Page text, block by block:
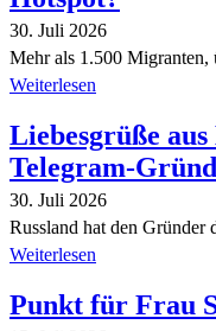
30. Juli 2026
Mehr als 1.500
Weiterlesen
Liebesgrüße
Telegram-
30. Juli 2026
Russland hat den Gründer
Weiterlesen
Punkt für Frau